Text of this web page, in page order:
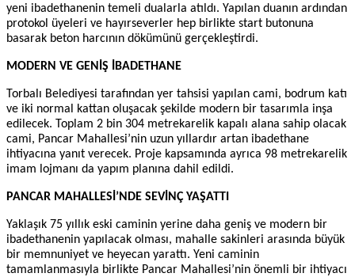
yeni ibadethanenin temeli dualarla atıldı. Yapılan duanın ardından
protokol üyeleri ve hayırseverler hep birlikte start butonuna
basarak beton harcının dökümünü gerçekleştirdi.
MODERN VE GENİŞ İBADETHANE
Torbalı Belediyesi tarafından yer tahsisi yapılan cami, bodrum katı
ve iki normal kattan oluşacak şekilde modern bir tasarımla inşa
edilecek. Toplam 2 bin 304 metrekarelik kapalı alana sahip olacak
cami, Pancar Mahallesi’nin uzun yıllardır artan ibadethane
ihtiyacına yanıt verecek. Proje kapsamında ayrıca 98 metrekarelik
imam lojmanı da yapım planına dahil edildi.
PANCAR MAHALLESİ’NDE SEVİNÇ YAŞATTI
Yaklaşık 75 yıllık eski caminin yerine daha geniş ve modern bir
ibadethanenin yapılacak olması, mahalle sakinleri arasında büyük
bir memnuniyet ve heyecan yarattı. Yeni caminin
tamamlanmasıyla birlikte Pancar Mahallesi’nin önemli bir ihtiyacı